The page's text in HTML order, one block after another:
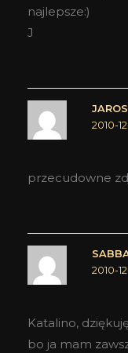
najlepsze:)
J
2010-
przecudowne
2010-
Katalino,
bo ja mam